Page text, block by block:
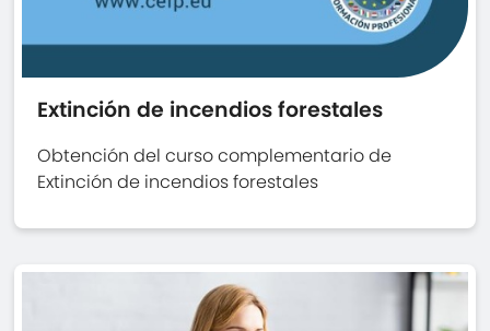
Extinción de incendios forestales
Obtención del curso complementario de
Extinción de incendios forestales